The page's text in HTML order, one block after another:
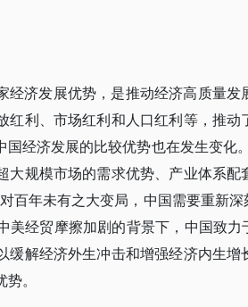
经济发展优势，是推动经济高质量发
红利、市场红利和人口红利等，推
国经济发展的比较优势也在发生变化
大规模市场的需求优势、产业体系
百年未有之大变局，中国需要重新
美经贸摩擦加剧的背景下，中国致
缓解经济外生冲击和增强经济内生增
。